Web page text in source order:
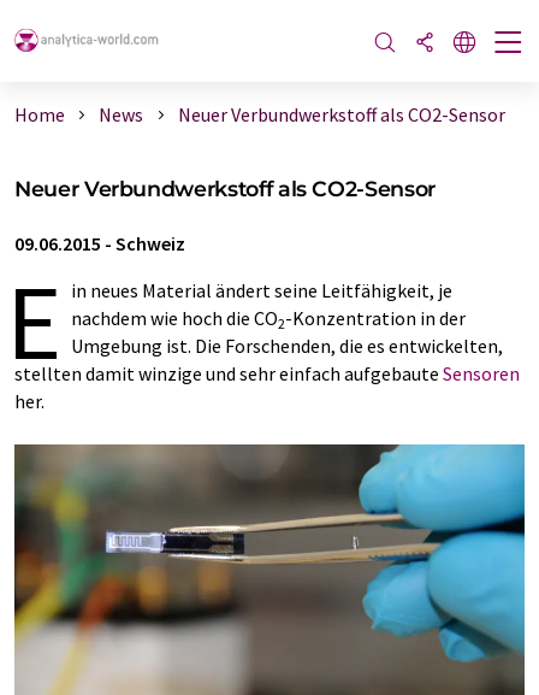
Home News Neuer Verbundwerkstoff als CO2-Sensor
Neuer Verbundwerkstoff als CO2-Sensor
09.06.2015 - Schweiz
E
in neues Material ändert seine Leitfähigkeit, je
nachdem wie hoch die CO2-Konzentration in der
Umgebung ist. Die Forschenden, die es entwickelten,
stellten damit winzige und sehr einfach aufgebaute Sensoren
her.